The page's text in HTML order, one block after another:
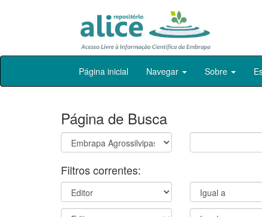
Skip
Página inicial Navegar Sobre
Página de Busca
Filtros correntes: